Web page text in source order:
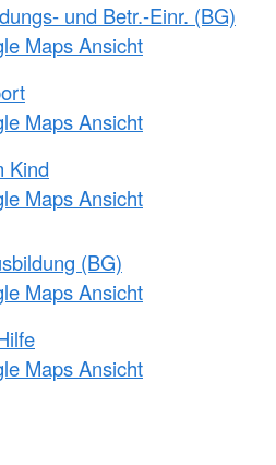
und Betr.-Einr. (BG)
Maps Ansicht
Maps Ansicht
Kind
Maps Ansicht
(BG)
Maps Ansicht
Maps Ansicht